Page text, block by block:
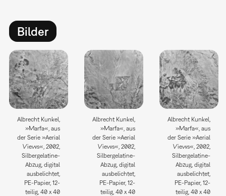
Bilder
Albrecht Kunkel,
»Marfa«, aus
der Serie »Aerial
Views«, 2002,
Silbergelatine-
Abzug, digital
ausbelichtet,
PE-Papier, 12-
teilig, 40 x 40
Albrecht Kunkel,
»Marfa«, aus
der Serie »Aerial
Views«, 2002,
Silbergelatine-
Abzug, digital
ausbelichtet,
PE-Papier, 12-
teilig, 40 x 40
Albrecht Kunkel,
»Marfa«, aus
der Serie »Aerial
Views«, 2002,
Silbergelatine-
Abzug, digital
ausbelichtet,
PE-Papier, 12-
teilig, 40 x 40